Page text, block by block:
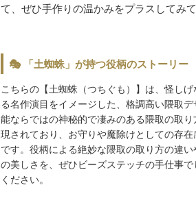
て、ぜひ手作りの温かみをプラスしてみて
🎭 「土蜘蛛」が持つ役柄のストーリー
こちらの【土蜘蛛（つちぐも）】は、怪し
る名作演目をイメージした、格調高い隈取
能ならではの神秘的で凄みのある隈取の取
現されており、お守りや魔除けとしての存
です。役柄による絶妙な隈取の取り方の違
の美しさを、ぜひビーズステッチの手仕事
ください。